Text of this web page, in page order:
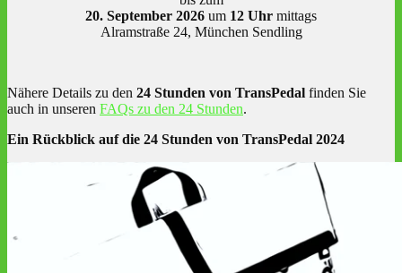
20. September 2026 um 12 Uhr mittags
Alramstraße 24, München Sendling
Nähere Details zu den 24 Stunden von TransPedal finden Sie
auch in unseren FAQs zu den 24 Stunden.
Ein Rückblick auf die 24 Stunden von TransPedal 2024